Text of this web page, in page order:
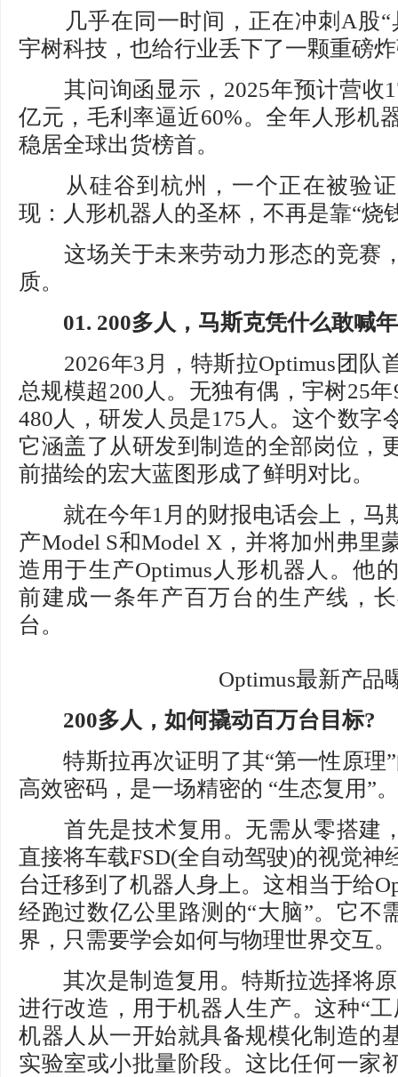
几乎在同一时间，正在冲刺A股“
宇树科技，也给行业丢下了一颗重磅
其问询函显示，2025年预计营收
亿元，毛利率逼近60%。全年人形机
稳居全球出货榜首。
从硅谷到杭州，一个正在被验证
现：人形机器人的圣杯，不再是靠“烧
这场关于未来劳动力形态的竞赛
质。
01. 200多人，马斯克凭什么敢喊
2026年3月，特斯拉Optimus团队
总规模超200人。无独有偶，宇树25
480人，研发人员是175人。这个数字
它涵盖了从研发到制造的全部岗位，
前描绘的宏大蓝图形成了鲜明对比。
就在今年1月的财报电话会上，马
产Model S和Model X，并将加州弗里
造用于生产Optimus人形机器人。他
前建成一条年产百万台的生产线，
台。
Optimus最新产品
200多人，如何撬动百万台目标?
特斯拉再次证明了其“第一性原理”
高效密码，是一场精密的 “生态复用”。
首先是技术复用。无需从零搭建
直接将车载FSD(全自动驾驶)的视觉神
台迁移到了机器人身上。这相当于给
经跑过数亿公里路测的“大脑”。它不
界，只需要学会如何与物理世界交互。
其次是制造复用。特斯拉选择将原
进行改造，用于机器人生产。这种“
机器人从一开始就具备规模化制造的
实验室或小批量阶段。这比任何一家